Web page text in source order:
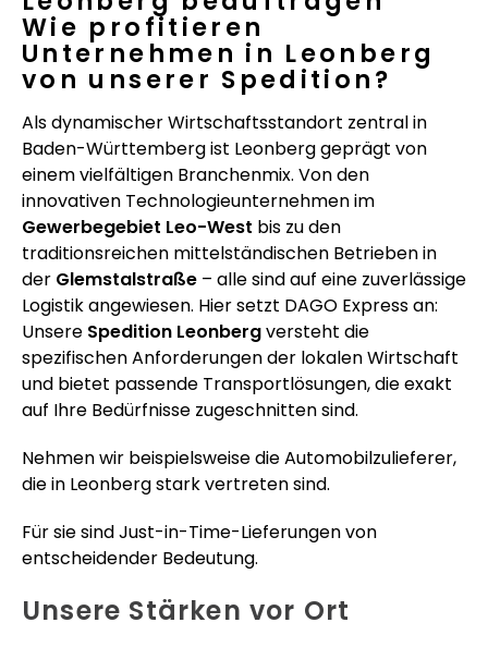
Wie profitieren
Unternehmen in Leonberg
von unserer Spedition?
Als dynamischer Wirtschaftsstandort zentral in
Baden-Württemberg ist Leonberg geprägt von
einem vielfältigen Branchenmix. Von den
innovativen Technologieunternehmen im
Gewerbegebiet Leo-West bis zu den
traditionsreichen mittelständischen Betrieben in
der Glemstalstraße – alle sind auf eine zuverlässige
Logistik angewiesen. Hier setzt DAGO Express an:
Unsere Spedition Leonbergversteht die
spezifischen Anforderungen der lokalen Wirtschaft
und bietet passende Transportlösungen, die exakt
auf Ihre Bedürfnisse zugeschnitten sind.
Nehmen wir beispielsweise die Automobilzulieferer,
die in Leonberg stark vertreten sind.
Für sie sind Just-in-Time-Lieferungen von
entscheidender Bedeutung.
Unsere Stärken vor Ort